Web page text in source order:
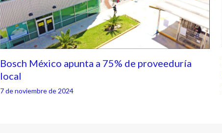
Bosch México apunta a 75% de proveeduría
local
7 de noviembre de 2024